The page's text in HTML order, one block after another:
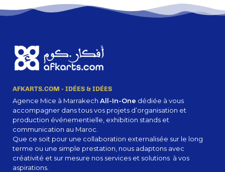
AFKARTS.COM - IDÉES & IDÉES
Agence Mice à Marrakech All-In-One dédiée à vous
accompagner dans tous vos projets d’organisation et
production événementielle, exhibition stands et
communication au Maroc.
Que ce soit pour une collaboration externalisée sur le long
terme ou une simple prestation, nous adaptons avec
créativité et sur mesure nos services et solutions à vos
aspirations.